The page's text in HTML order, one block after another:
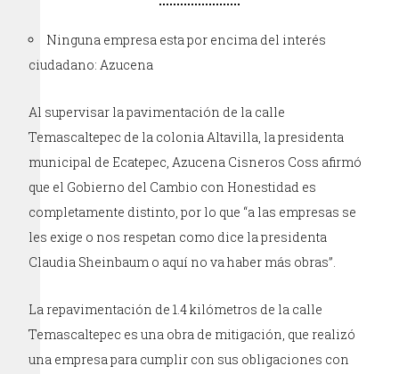
Ninguna empresa esta por encima del interés
ciudadano: Azucena
Al supervisar la pavimentación de la calle
Temascaltepec de la colonia Altavilla, la presidenta
municipal de Ecatepec, Azucena Cisneros Coss afirmó
que el Gobierno del Cambio con Honestidad es
completamente distinto, por lo que “a las empresas se
les exige o nos respetan como dice la presidenta
Claudia Sheinbaum o aquí no va haber más obras”.
La repavimentación de 1.4 kilómetros de la calle
Temascaltepec es una obra de mitigación, que realizó
una empresa para cumplir con sus obligaciones con